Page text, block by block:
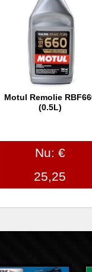
In winkelwagen
Motul Remolie
(0.5L)
Nu: €
25,25